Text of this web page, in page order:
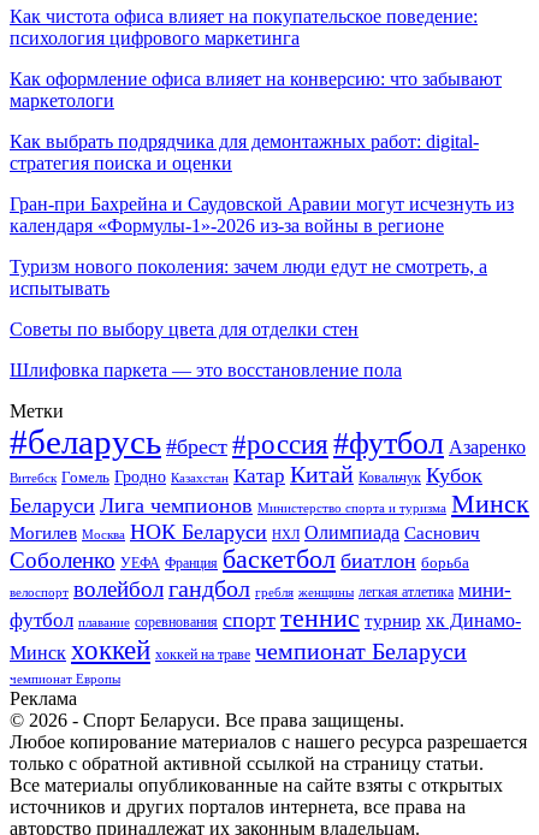
Как чистота офиса влияет на покупательское поведение:
психология цифрового маркетинга
Как оформление офиса влияет на конверсию: что забывают
маркетологи
Как выбрать подрядчика для демонтажных работ: digital-
стратегия поиска и оценки
Гран-при Бахрейна и Саудовской Аравии могут исчезнуть из
календаря «Формулы-1»-2026 из-за войны в регионе
Туризм нового поколения: зачем люди едут не смотреть, а
испытывать
Советы по выбору цвета для отделки стен
Шлифовка паркета — это восстановление пола
Метки
#беларусь #брест #россия#футбол Азаренко
Витебск Гомель Гродно Казахстан Катар Китай Ковальчук Кубок
Беларуси Лига чемпионов Министерство спорта и туризма Минск
Могилев Москва НОК Беларуси НХЛ Олимпиада Саснович
Соболенко УЕФА Франция баскетбол биатлон борьба
велоспорт волейболгандбол гребля женщины легкая атлетика мини-
футбол плавание соревнования спорт теннис турнир хк Динамо-
Минск хоккей хоккей на траве чемпионат Беларуси
чемпионат Европы
Реклама
© 2026 - Спорт Беларуси. Все права защищены.
Любое копирование материалов с нашего ресурса разрешается
только с обратной активной ссылкой на страницу статьи.
Все материалы опубликованные на сайте взяты с открытых
источников и других порталов интернета, все права на
авторство принадлежат их законным владельцам.